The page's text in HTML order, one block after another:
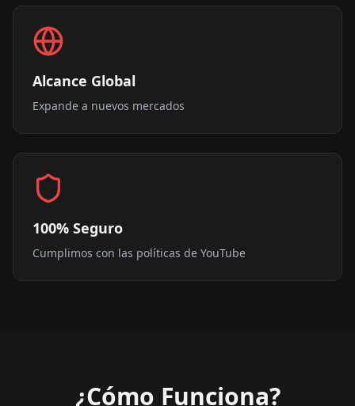
Alcance Global
Expande a nuevos mercados
100% Seguro
Cumplimos con las políticas de YouTube
¿Cómo Funciona?